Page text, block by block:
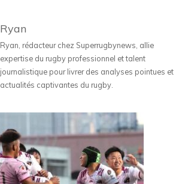
Ryan
Ryan, rédacteur chez Superrugbynews, allie
expertise du rugby professionnel et talent
journalistique pour livrer des analyses pointues et
actualités captivantes du rugby.